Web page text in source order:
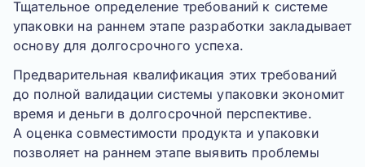
Тщательное определение требований к системе
упаковки на раннем этапе разработки закладывает
основу для долгосрочного успеха.
Предварительная квалификация этих требований
до полной валидации системы упаковки экономит
время и деньги в долгосрочной перспективе.
А оценка совместимости продукта и упаковки
позволяет на раннем этапе выявить проблемы